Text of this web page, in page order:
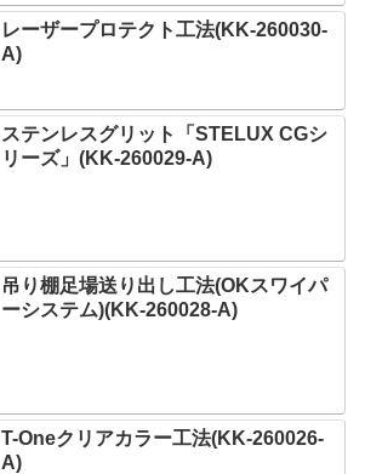
レーザープロテクト⼯法(KK-260030-
A)
ステンレスグリット「STELUX CGシ
リーズ」(KK-260029-A)
吊り棚足場送り出し工法(OKスワイパ
ーシステム)(KK-260028-A)
T-Oneクリアカラー工法(KK-260026-
A)